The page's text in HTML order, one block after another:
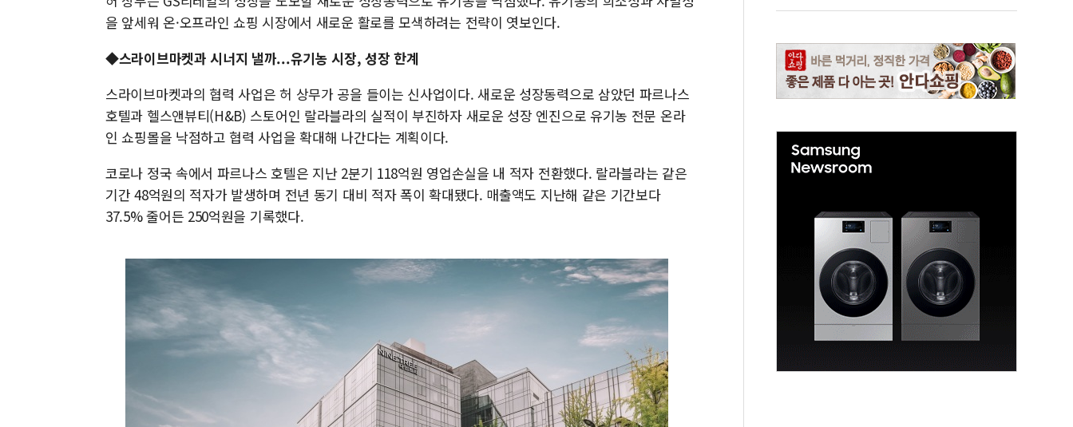
을 앞세워 온·오프라인 쇼핑 시장에서 새로운 활로를 모색하려는 전략이 엿보인다.
◆스라이브마켓과 시너지 낼까...유기농 시장, 성장 한계
스라이브마켓과의 협력 사업은 허 상무가 공을 들이는 신사업이다. 새로운 성장동력으로 삼았던 파르나스
호텔과 헬스앤뷰티(H&B) 스토어인 랄라블라의 실적이 부진하자 새로운 성장 엔진으로 유기농 전문 온라
인 쇼핑몰을 낙점하고 협력 사업을 확대해 나간다는 계획이다.
코로나 정국 속에서 파르나스 호텔은 지난 2분기 118억원 영업손실을 내 적자 전환했다. 랄라블라는 같은
기간 48억원의 적자가 발생하며 전년 동기 대비 적자 폭이 확대됐다. 매출액도 지난해 같은 기간보다
37.5% 줄어든 250억원을 기록했다.